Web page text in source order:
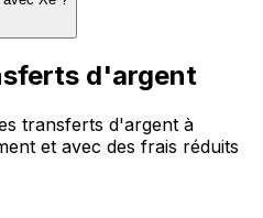
d'argent
transferts d'argent à
et avec des frais réduits